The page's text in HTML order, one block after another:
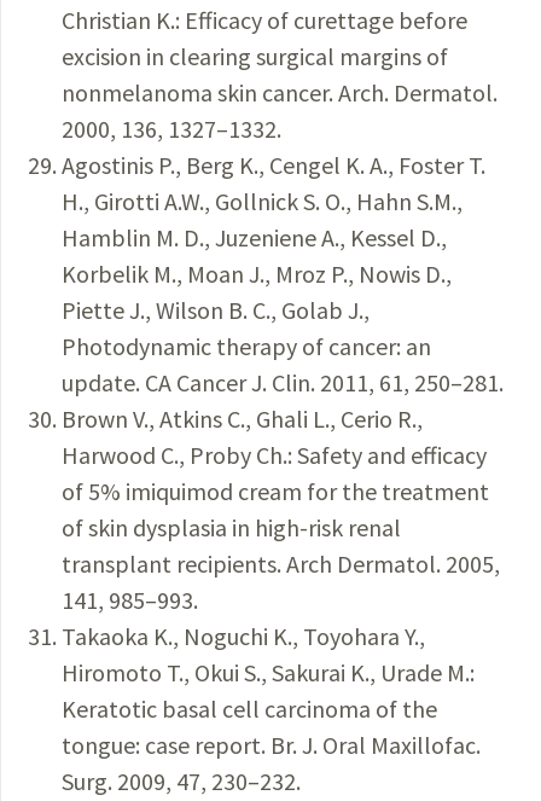
Christian K.: Efficacy of curettage before
excision in clearing surgical margins of
nonmelanoma skin cancer. Arch. Dermatol.
2000, 136, 1327–1332.
Agostinis P., Berg K., Cengel K. A., Foster T.
H., Girotti A.W., Gollnick S. O., Hahn S.M.,
Hamblin M. D., Juzeniene A., Kessel D.,
Korbelik M., Moan J., Mroz P., Nowis D.,
Piette J., Wilson B. C., Golab J.,
Photodynamic therapy of cancer: an
update. CA Cancer J. Clin. 2011, 61, 250–281.
Brown V., Atkins C., Ghali L., Cerio R.,
Harwood C., Proby Ch.: Safety and efficacy
of 5% imiquimod cream for the treatment
of skin dysplasia in high-risk renal
transplant recipients. Arch Dermatol. 2005,
141, 985–993.
Takaoka K., Noguchi K., Toyohara Y.,
Hiromoto T., Okui S., Sakurai K., Urade M.:
Keratotic basal cell carcinoma of the
tongue: case report. Br. J. Oral Maxillofac.
Surg. 2009, 47, 230–232.